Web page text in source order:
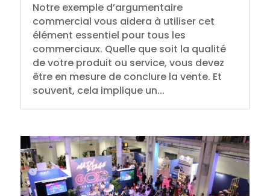
Notre exemple d’argumentaire
commercial vous aidera à utiliser cet
élément essentiel pour tous les
commerciaux. Quelle que soit la qualité
de votre produit ou service, vous devez
être en mesure de conclure la vente. Et
souvent, cela implique un...